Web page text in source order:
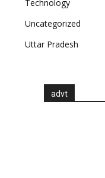
Technology
Uncategorized
Uttar Pradesh
advt